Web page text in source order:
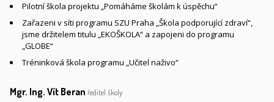
Pilotní škola projektu „Pomáháme školám k úspěchu“
Zařazeni v síti programu SZU Praha „Škola podporující zdraví“,
jsme držitelem titulu „EKOŠKOLA“ a zapojeni do programu
„GLOBE“
Tréninková škola programu „Učitel naživo“
Mgr. Ing. Vít Beran ředitel školy